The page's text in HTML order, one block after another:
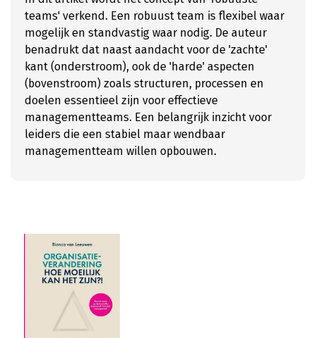
teams' verkend. Een robuust team is flexibel waar
mogelijk en standvastig waar nodig. De auteur
benadrukt dat naast aandacht voor de 'zachte'
kant (onderstroom), ook de 'harde' aspecten
(bovenstroom) zoals structuren, processen en
doelen essentieel zijn voor effectieve
managementteams. Een belangrijk inzicht voor
leiders die een stabiel maar wendbaar
managementteam willen opbouwen.